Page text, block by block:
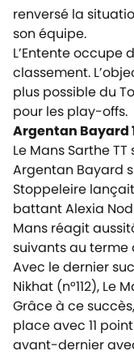
renversé la
son équipe.
L’Entente occupe
classement.
plus possible du
pour les play-offs.
Argentan Bayard
Le Mans Sarthe
Argentan Bayard
Stoppeleire
battant Alexia
Mans réagit
suivants au terme
Avec le dernier
Nikhat (n°112), Le
Grâce à ce
place avec 11
avant-dernier